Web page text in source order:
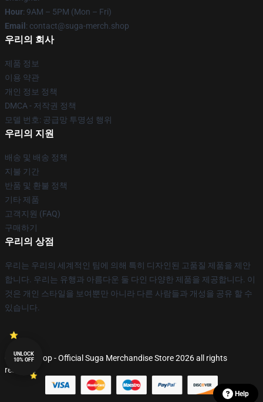
Hour: 9AM – 5PM (Mon – Fri)
Email : contact@suga-merch.shop
우리의 회사
제품 정보
이용 약관
개인 정보 정책
DMCA - 저작권 정책
모델 번호: 공급망 투명성 행위
우리의 지원
배송 및 배송 정책
지불 기간
반품 및 환불 정책
기타 제품
고객지원 (FAQ)
구매하기
우리의 상점
우리는 우리의 세계적인 팀에 의해 특히 디자인된 고품질 제품을 제안
합니다. 우리는 유행과 아름다운 둘 다인 다양한 제품을 제공합니다. 이
것은 개인 스타일을 보여뿐만 아니라 다른 사람들과 개성을 공유 할 수
있습니다.
© Suga Shop - Official Suga Merchandise Store 2026 all rights
reserved
Help
UNLOCK
10% OFF